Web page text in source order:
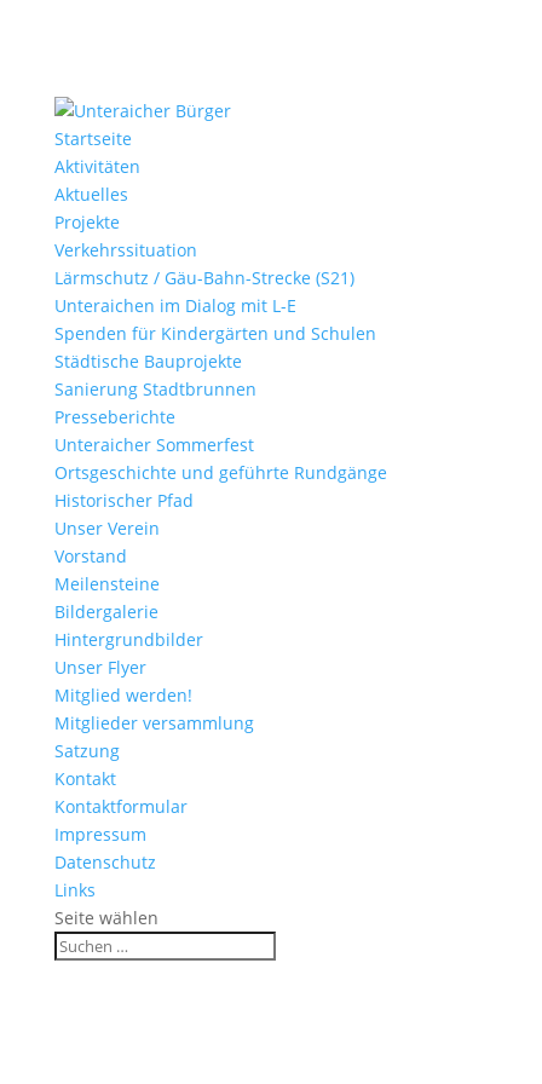
Startseite
Aktivitäten
Aktuelles
Projekte
Verkehrssituation
Lärmschutz / Gäu-Bahn-Strecke (S21)
Unteraichen im Dialog mit L-E
Spenden für Kindergärten und Schulen
Städtische Bauprojekte
Sanierung Stadtbrunnen
Presseberichte
Unteraicher Sommerfest
Ortsgeschichte und geführte Rundgänge
Historischer Pfad
Unser Verein
Vorstand
Meilensteine
Bildergalerie
Hintergrundbilder
Unser Flyer
Mitglied werden!
Mitglieder versammlung
Satzung
Kontakt
Kontaktformular
Impressum
Datenschutz
Links
Seite wählen